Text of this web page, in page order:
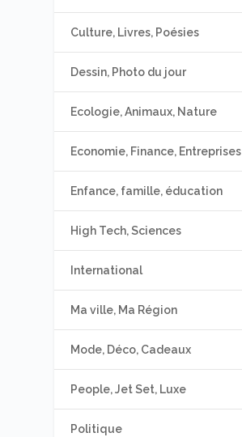
Culture, Livres, Poésies
Dessin, Photo du jour
Ecologie, Animaux, Nature
Economie, Finance, Entreprises
Enfance, famille, éducation
High Tech, Sciences
International
Ma ville, Ma Région
Mode, Déco, Cadeaux
People, Jet Set, Luxe
Politique